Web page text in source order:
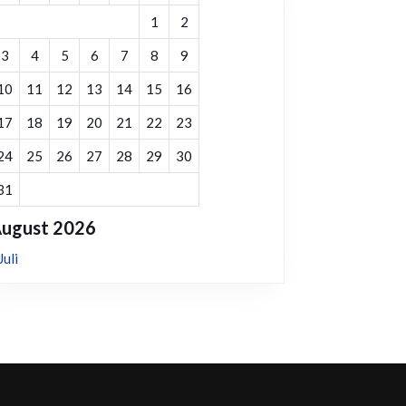
2026
1 2
3 4 5 6 7 8 9
11 12 13 14 15 16
18 19 20 21 22 23
25 26 27 28 29 30